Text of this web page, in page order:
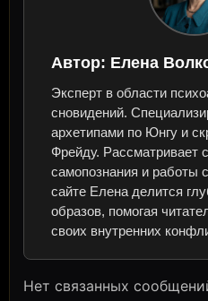
Автор: Елена
Эксперт в области
сновидений.
архетипами по Юнгу и
Фрейду. Рассматривает
самопознания и работы
сайте Елена делится
образов, помогая
своих внутренних
Нет связанных